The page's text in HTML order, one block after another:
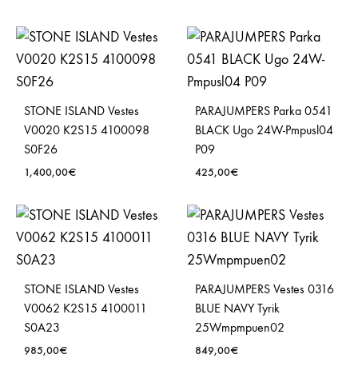
STONE ISLAND Vestes
V0020 K2S15 4100098
S0F26
1,400,00€
PARAJUMPERS Parka 0541
BLACK Ugo 24W-Pmpusl04
P09
425,00€
STONE ISLAND Vestes
V0062 K2S15 4100011
S0A23
985,00€
PARAJUMPERS Vestes 0316
BLUE NAVY Tyrik
25Wmpmpuen02
849,00€